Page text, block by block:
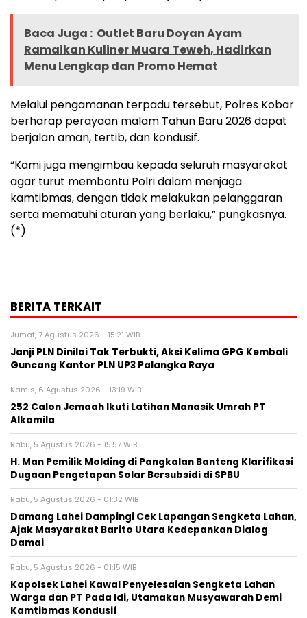
Baca Juga : Outlet Baru Doyan Ayam
Ramaikan Kuliner Muara Teweh, Hadirkan
Menu Lengkap dan Promo Hemat
Melalui pengamanan terpadu tersebut, Polres Kobar
berharap perayaan malam Tahun Baru 2026 dapat
berjalan aman, tertib, dan kondusif.
“Kami juga mengimbau kepada seluruh masyarakat
agar turut membantu Polri dalam menjaga
kamtibmas, dengan tidak melakukan pelanggaran
serta mematuhi aturan yang berlaku,” pungkasnya.
(*)
BERITA TERKAIT
Jumat, 7 Agustus 2026 - 15:21 WIB
Janji PLN Dinilai Tak Terbukti, Aksi Kelima GPG Kembali
Guncang Kantor PLN UP3 Palangka Raya
Kamis, 6 Agustus 2026 - 13:19 WIB
252 Calon Jemaah Ikuti Latihan Manasik Umrah PT
Alkamila
Rabu, 5 Agustus 2026 - 15:57 WIB
H. Man Pemilik Molding di Pangkalan Banteng Klarifikasi
Dugaan Pengetapan Solar Bersubsidi di SPBU
Rabu, 5 Agustus 2026 - 01:32 WIB
Damang Lahei Dampingi Cek Lapangan Sengketa Lahan,
Ajak Masyarakat Barito Utara Kedepankan Dialog
Damai
Rabu, 5 Agustus 2026 - 01:15 WIB
Kapolsek Lahei Kawal Penyelesaian Sengketa Lahan
Warga dan PT Pada Idi, Utamakan Musyawarah Demi
Kamtibmas Kondusif